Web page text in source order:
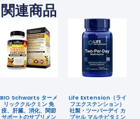
関連商品
BIO Schwarts ターメ
リッククルクミン 免
疫、肝臓、消化、関節
サポートのサプリメン
Life Extension（ライ
フエクステンション）
社製・ツーパーデイ カ
プセル マルチビタミン